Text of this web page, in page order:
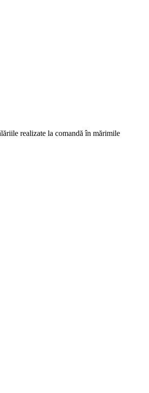
realizate la comandă în mărimile